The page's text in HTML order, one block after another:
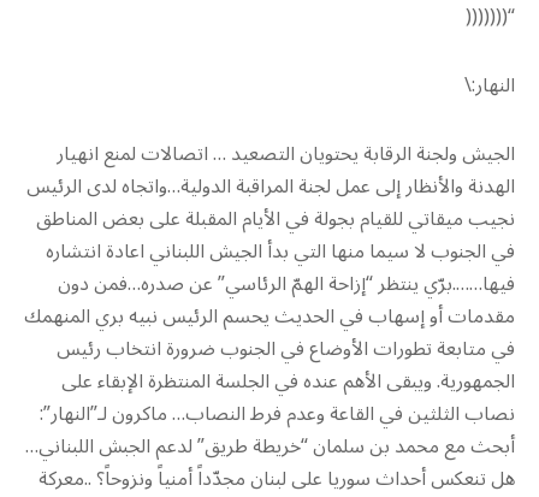
“(((((((
النهار:\
الجيش ولجنة الرقابة يحتويان التصعيد … اتصالات لمنع انهيار
الهدنة والأنظار إلى عمل لجنة المراقبة الدولية…واتجاه لدى الرئيس
نجيب ميقاتي للقيام بجولة في الأيام المقبلة على بعض المناطق
في الجنوب لا سيما منها التي بدأ الجيش اللبناني اعادة انتشاره
فيها…….برّي ينتظر “إزاحة الهمّ الرئاسي” عن صدره…فمن دون
مقدمات أو إسهاب في الحديث يحسم الرئيس نبيه بري المنهمك
في متابعة تطورات الأوضاع في الجنوب ضرورة انتخاب رئيس
الجمهورية. ويبقى الأهم عنده في الجلسة المنتظرة الإبقاء على
نصاب الثلثين في القاعة وعدم فرط النصاب… ماكرون لـ”النهار”:
أبحث مع محمد بن سلمان “خريطة طريق” لدعم الجبش اللبناني…
هل تنعكس أحداث سوريا على لبنان مجدّداً أمنياً ونزوحاً؟ ..معركة